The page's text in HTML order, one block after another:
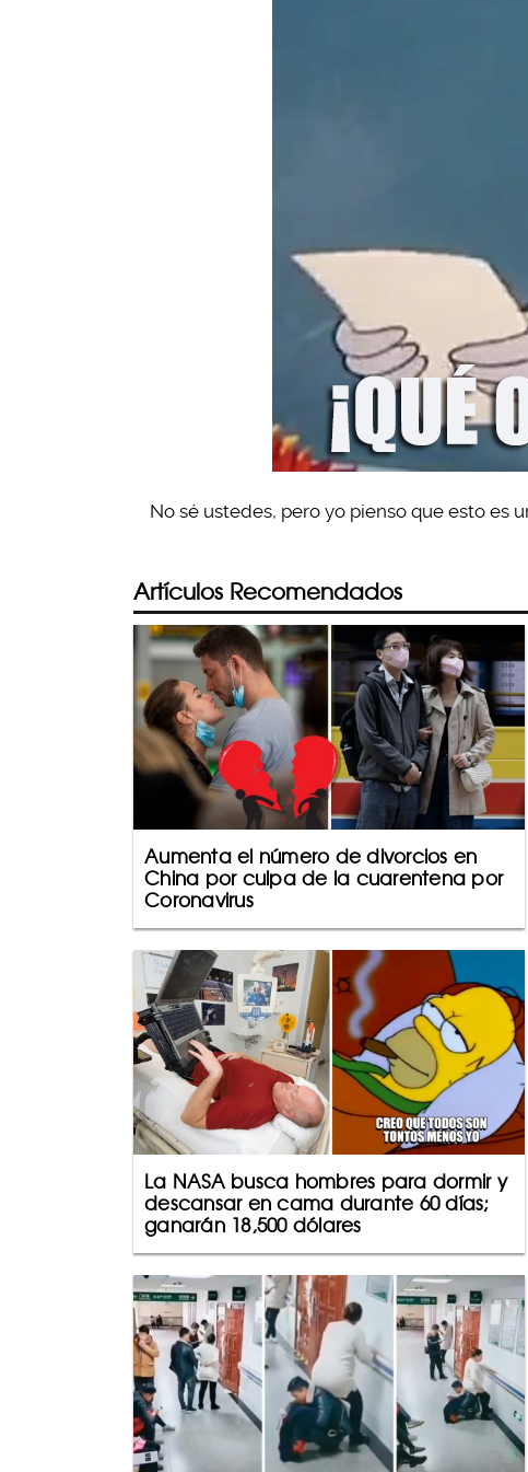
No sé ustedes, pero yo pienso que esto es
Artículos Recomendados
Aumenta el número de divorcios en
China por culpa de la cuarentena por
Coronavirus
La NASA busca hombres para dormir y
descansar en cama durante 60 días;
ganarán 18,500 dólares